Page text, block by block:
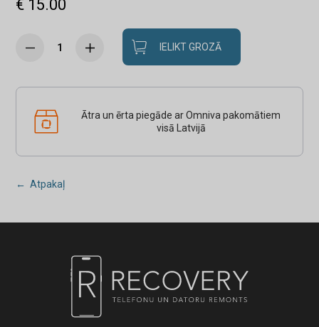
€ 15.00
IELIKT GROZĀ
Ātra un ērta piegāde ar Omniva pakomātiem
visā Latvijā
← Atpakaļ